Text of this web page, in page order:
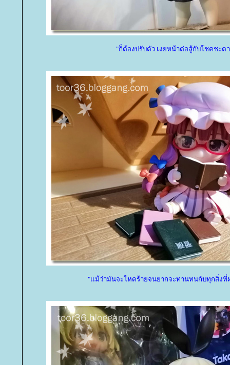
"ก็ต้องปรับตัว เงยหน้าต่อสู้กับโชคชะต
"แม้ว่ามันจะโหดร้ายจนยากจะทานทนกับทุกสิ่งที่